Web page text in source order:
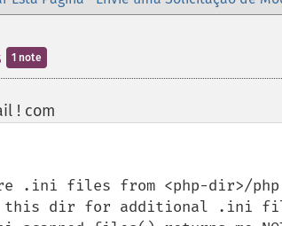
1 note
! com
.ini files from <php-dir>/
this dir for additional .ini